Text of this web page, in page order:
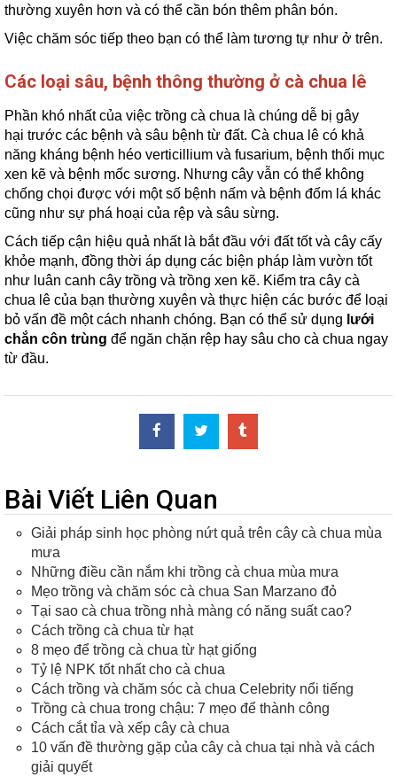
thường xuyên hơn và có thể cần bón thêm phân bón.
Việc chăm sóc tiếp theo bạn có thể làm tương tự như ở trên.
Các loại sâu, bệnh thông thường ở cà chua lê
Phần khó nhất của việc trồng cà chua là chúng dễ bị gây
hại trước các bệnh và sâu bệnh từ đất. Cà chua lê có khả
năng kháng bệnh héo verticillium và fusarium, bệnh thối mục
xen kẽ và bệnh mốc sương. Nhưng cây vẫn có thể không
chống chọi được với một số bệnh nấm và bệnh đốm lá khác
cũng như sự phá hoại của rệp và sâu sừng.
Cách tiếp cận hiệu quả nhất là bắt đầu với đất tốt và cây cấy
khỏe mạnh, đồng thời áp dụng các biện pháp làm vườn tốt
như luân canh cây trồng và trồng xen kẽ. Kiểm tra cây cà
chua lê của bạn thường xuyên và thực hiện các bước để loại
bỏ vấn đề một cách nhanh chóng. Bạn có thể sử dụng lưới
chắn côn trùng để ngăn chặn rệp hay sâu cho cà chua ngay
từ đầu.
Bài Viết Liên Quan
Giải pháp sinh học phòng nứt quả trên cây cà chua mùa
mưa
Những điều cần nắm khi trồng cà chua mùa mưa
Mẹo trồng và chăm sóc cà chua San Marzano đỏ
Tại sao cà chua trồng nhà màng có năng suất cao?
Cách trồng cà chua từ hạt
8 mẹo để trồng cà chua từ hạt giống
Tỷ lệ NPK tốt nhất cho cà chua
Cách trồng và chăm sóc cà chua Celebrity nổi tiếng
Trồng cà chua trong chậu: 7 mẹo để thành công
Cách cắt tỉa và xếp cây cà chua
10 vấn đề thường gặp của cây cà chua tại nhà và cách
giải quyết